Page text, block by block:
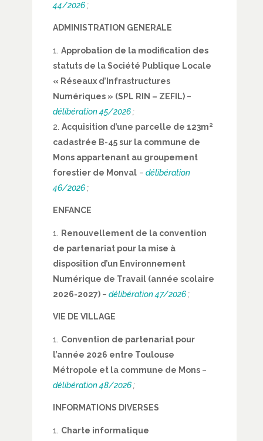
44/2026;
ADMINISTRATION GENERALE
Approbation de la modification des
statuts de la Société Publique Locale
« Réseaux d’Infrastructures
Numériques » (SPL RIN – ZEFIL) –
délibération 45/2026;
Acquisition d’une parcelle de 123m²
cadastrée B-45 sur la commune de
Mons appartenant au groupement
forestier de Monval– délibération
46/2026;
ENFANCE
Renouvellement de la convention
de partenariat pour la mise à
disposition d’un Environnement
Numérique de Travail (année scolaire
2026-2027) – délibération 47/2026;
VIE DE VILLAGE
Convention de partenariat pour
l’année 2026 entre Toulouse
Métropole et la commune de Mons –
délibération 48/2026;
INFORMATIONS DIVERSES
Charte informatique